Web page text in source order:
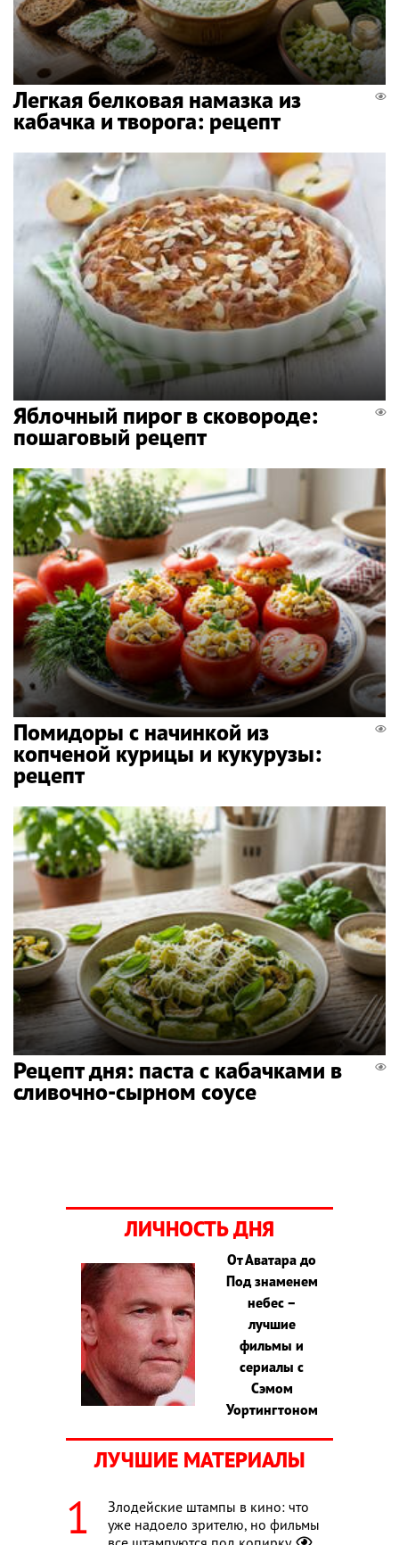
Легкая белковая намазка из
кабачка и творога: рецепт
Яблочный пирог в сковороде:
пошаговый рецепт
Помидоры с начинкой из
копченой курицы и кукурузы:
рецепт
Рецепт дня: паста с кабачками в
сливочно-сырном соусе
ЛИЧНОСТЬ ДНЯ
От Аватара до
Под знаменем
небес –
лучшие
фильмы и
сериалы с
Сэмом
Уортингтоном
ЛУЧШИЕ МАТЕРИАЛЫ
Злодейские штампы в кино: что
уже надоело зрителю, но фильмы